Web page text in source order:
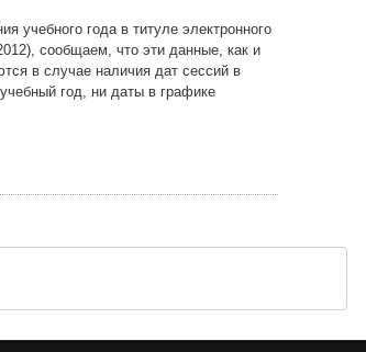
учебного года в титуле электронного
сообщаем, что эти данные, как и
в случае наличия дат сессий в
год, ни даты в графике